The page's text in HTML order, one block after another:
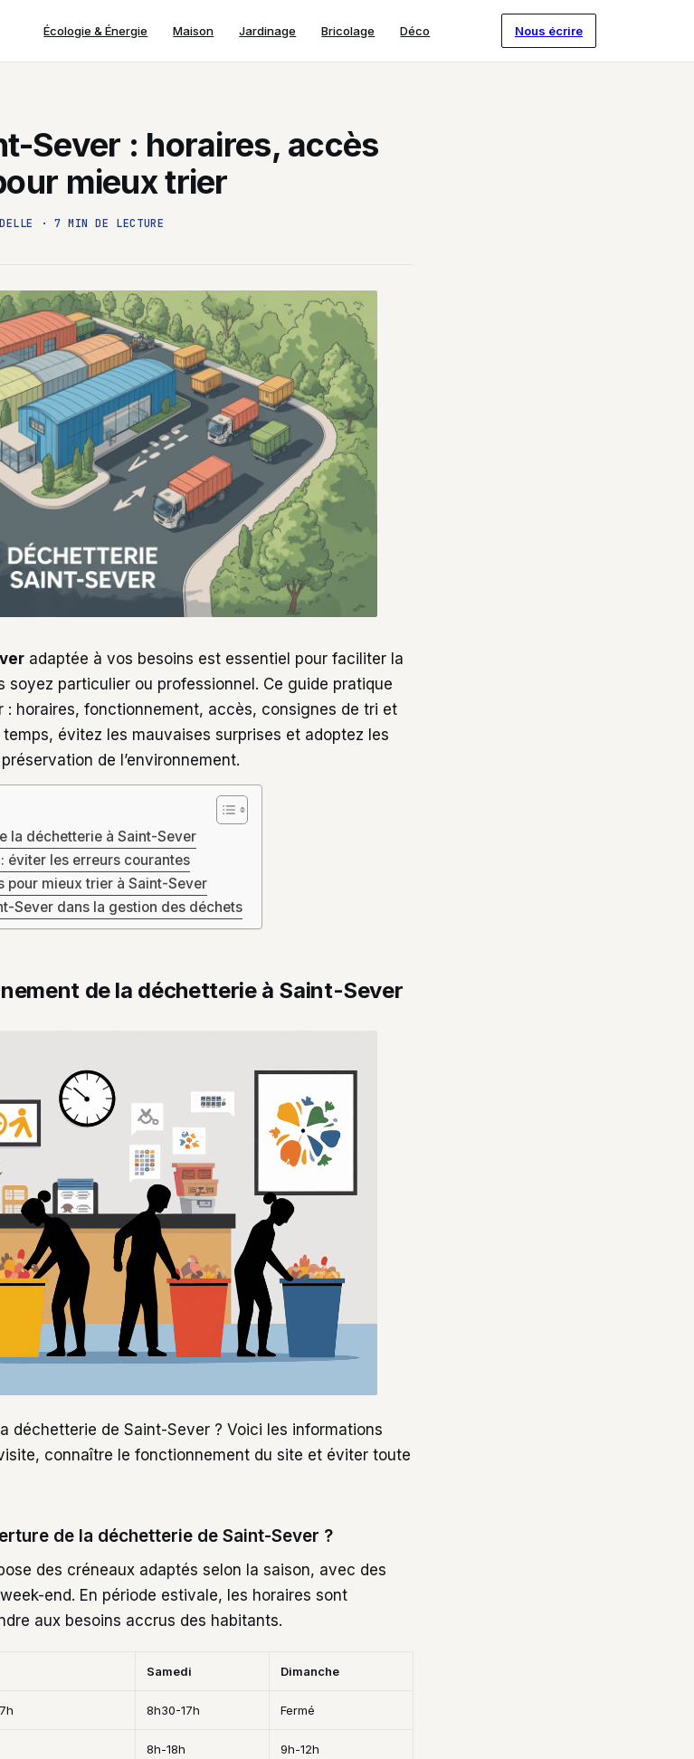
Écologie & Énergie Maison Jardinage Bricolage Déco Nous écrire
Sever : horaires, accès
mieux trier
· 7 MIN DE LECTURE
adaptée à vos besoins est essentiel pour faciliter la
particulier ou professionnel. Ce guide pratique
: horaires, fonctionnement, accès, consignes de tri et
évitez les mauvaises surprises et adoptez les
de l’environnement.
la déchetterie à Saint-Sever
éviter les erreurs courantes
pour mieux trier à Saint-Sever
Sever dans la gestion des déchets
de la déchetterie à Saint-Sever
déchetterie de Saint-Sever ? Voici les informations
connaître le fonctionnement du site et éviter toute
de la déchetterie de Saint-Sever ?
des créneaux adaptés selon la saison, avec des
end. En période estivale, les horaires sont
aux besoins accrus des habitants.
Samedi Dimanche
8h30-17h Fermé
8h-18h 9h-12h